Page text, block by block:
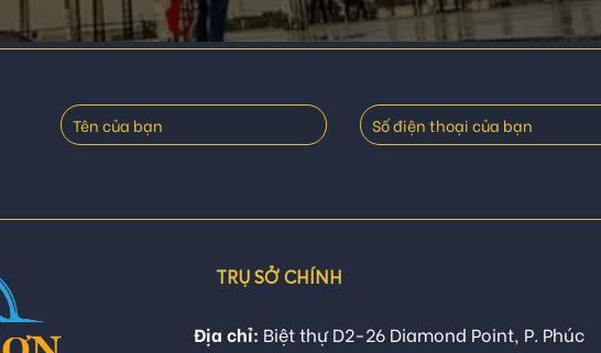
TRỤ SỞ CHÍNH
Địa chỉ: Biệt thự D2-26 Diamond Point, P. Phúc